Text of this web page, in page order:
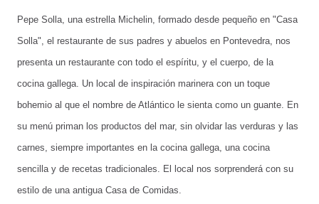
Pepe Solla, una estrella Michelin, formado desde pequeño en "Casa
Solla", el restaurante de sus padres y abuelos en Pontevedra, nos
presenta un restaurante con todo el espíritu, y el cuerpo, de la
cocina gallega. Un local de inspiración marinera con un toque
bohemio al que el nombre de Atlántico le sienta como un guante. En
su menú priman los productos del mar, sin olvidar las verduras y las
carnes, siempre importantes en la cocina gallega, una cocina
sencilla y de recetas tradicionales. El local nos sorprenderá con su
estilo de una antigua Casa de Comidas.